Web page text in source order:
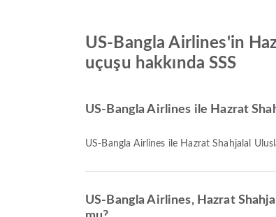
US-Bangla Airlines'in
uçuşu hakkında SSS
US-Bangla Airlines ile Hazrat
US-Bangla Airlines ile Hazrat Shahjalal
US-Bangla Airlines, Hazrat